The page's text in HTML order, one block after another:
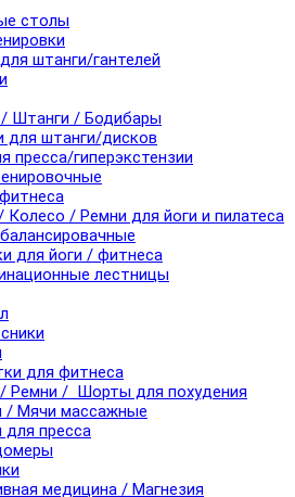
столы
штанги/гантелей
Штанги / Бодибары
для штанги/дисков
пресса/гиперэкстензии
Колесо / Ремни для йоги и пилатеса
для йоги / фитнеса
лестницы
для фитнеса
Ремни / Шорты для похудения
/ Мячи массажные
для пресса
медицина / Магнезия